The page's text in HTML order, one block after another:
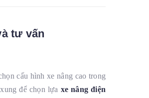
tư vấn
cấu hình xe nâng cao trong
để chọn lựa xe nâng điện